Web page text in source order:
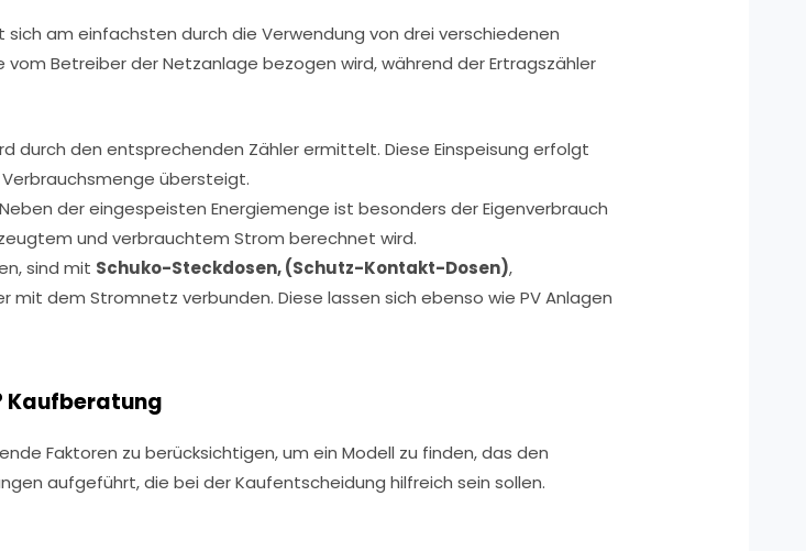
am einfachsten durch die Verwendung von drei verschiedenen
Betreiber der Netzanlage bezogen wird, während der Ertragszähler
durch den entsprechenden Zähler ermittelt. Diese Einspeisung erfolgt
übersteigt.
der eingespeisten Energiemenge ist besonders der Eigenverbrauch
und verbrauchtem Strom berechnet wird.
sind mit Schuko-Steckdosen, (Schutz-Kontakt-Dosen),
dem Stromnetz verbunden. Diese lassen sich ebenso wie PV Anlagen
Kaufberatung
Faktoren zu berücksichtigen, um ein Modell zu finden, das den
aufgeführt, die bei der Kaufentscheidung hilfreich sein sollen.